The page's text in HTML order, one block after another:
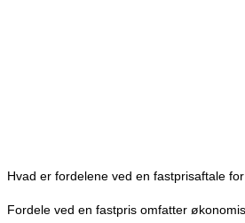
Hvad er fordelene ved en fastprisaftale
Fordele ved en fastpris omfatter